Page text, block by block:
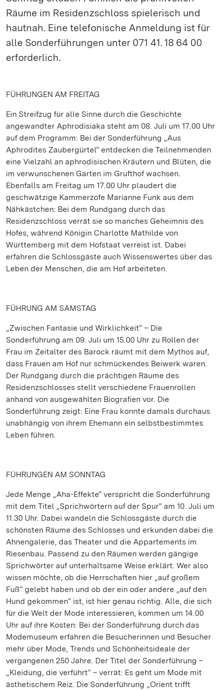
Räume im Residenzschloss spielerisch und
hautnah. Eine telefonische Anmeldung ist für
alle Sonderführungen unter 071 41. 18 64 00
erforderlich.
FÜHRUNGEN AM FREITAG
Ein Streifzug für alle Sinne durch die Geschichte
angewandter Aphrodisiaka steht am 08. Juli um 17.00 Uhr
auf dem Programm: Bei der Sonderführung „Aus
Aphrodites Zaubergürtel“ entdecken die Teilnehmenden
eine Vielzahl an aphrodisischen Kräutern und Blüten, die
im verwunschenen Garten im Grufthof wachsen.
Ebenfalls am Freitag um 17.00 Uhr plaudert die
geschwätzige Kammerzofe Marianne Funk aus dem
Nähkästchen: Bei dem Rundgang durch das
Residenzschloss verrät sie so manches Geheimnis des
Hofes, während Königin Charlotte Mathilde von
Württemberg mit dem Hofstaat verreist ist. Dabei
erfahren die Schlossgäste auch Wissenswertes über das
Leben der Menschen, die am Hof arbeiteten.
FÜHRUNG AM SAMSTAG
„Zwischen Fantasie und Wirklichkeit“ – Die
Sonderführung am 09. Juli um 15.00 Uhr zu Rollen der
Frau im Zeitalter des Barock räumt mit dem Mythos auf,
dass Frauen am Hof nur schmückendes Beiwerk waren.
Der Rundgang durch die prächtigen Räume des
Residenzschlosses stellt verschiedene Frauenrollen
anhand von ausgewählten Biografien vor. Die
Sonderführung zeigt: Eine Frau konnte damals durchaus
unabhängig von ihrem Ehemann ein selbstbestimmtes
Leben führen.
FÜHRUNGEN AM SONNTAG
Jede Menge „Aha-Effekte“ verspricht die Sonderführung
mit dem Titel „Sprichwörtern auf der Spur“ am 10. Juli um
11.30 Uhr. Dabei wandeln die Schlossgäste durch die
schönsten Räume des Schlosses und erkunden dabei die
Ahnengalerie, das Theater und die Appartements im
Riesenbau. Passend zu den Räumen werden gängige
Sprichwörter auf unterhaltsame Weise erklärt. Wer also
wissen möchte, ob die Herrschaften hier „auf großem
Fuß“ gelebt haben und ob der ein oder andere „auf den
Hund gekommen“ ist, ist hier genau richtig. Alle, die sich
für die Welt der Mode interessieren, kommen um 14.00
Uhr auf ihre Kosten: Bei der Sonderführung durch das
Modemuseum erfahren die Besucherinnen und Besucher
mehr über Mode, Trends und Schönheitsideale der
vergangenen 250 Jahre. Der Titel der Sonderführung –
„Kleidung, die verführt“ – verrät: Es geht um Mode mit
ästhetischem Reiz. Die Sonderführung „Orient trifft